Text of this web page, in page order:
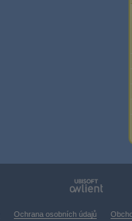
Ochrana osobních údajů